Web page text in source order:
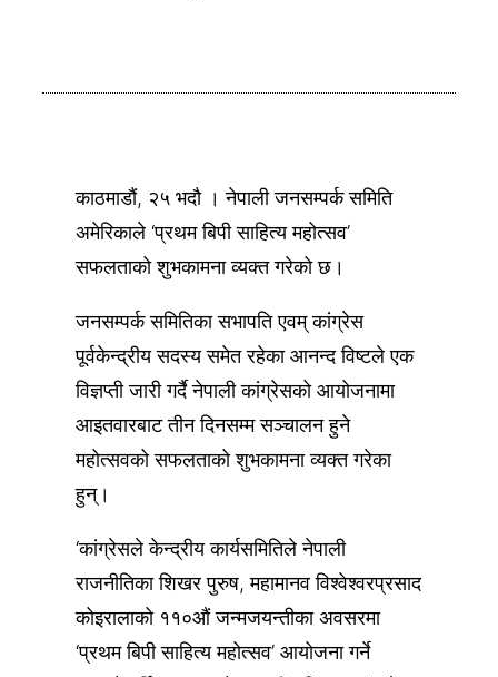
काठमाडौं, २५ भदौ । नेपाली जनसम्पर्क समिति
अमेरिकाले ‘प्रथम बिपी साहित्य महोत्सव’
सफलताको शुभकामना व्यक्त गरेको छ।
जनसम्पर्क समितिका सभापति एवम् कांग्रेस
पूर्वकेन्द्रीय सदस्य समेत रहेका आनन्द विष्टले एक
विज्ञप्ती जारी गर्दै नेपाली कांग्रेसको आयोजनामा
आइतवारबाट तीन दिनसम्म सञ्चालन हुने
महोत्सवको सफलताको शुभकामना व्यक्त गरेका
हुन्।
‘कांग्रेसले केन्द्रीय कार्यसमितिले नेपाली
राजनीतिका शिखर पुरुष, महामानव विश्वेश्वरप्रसाद
कोइरालाको ११०औं जन्मजयन्तीका अवसरमा
‘प्रथम बिपी साहित्य महोत्सव’ आयोजना गर्ने